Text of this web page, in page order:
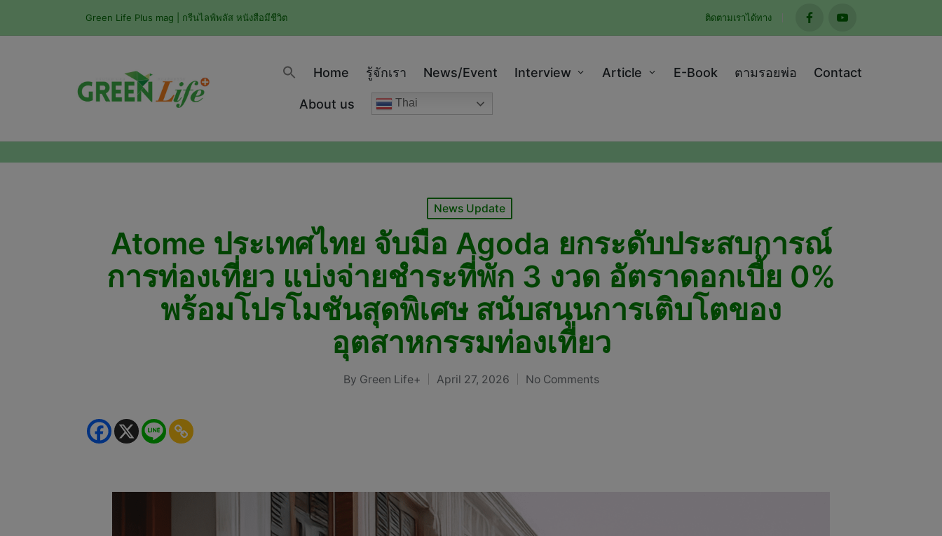
Green Life Plus mag | กรีนไลฟ์พลัส หนังสือมีชีวิต ติดตามเราได้ทาง
facebookyoutube
Home รู้จักเรา News/Event Interview Article E-Book ตามรอยพ่อ Contact
About us Thai
Posted
in
News Update
Atome ประเทศไทย จับมือ Agoda ยกระดับประสบการณ์
การท่องเที่ยว แบ่งจ่ายชำระที่พัก 3 งวด อัตราดอกเบี้ย 0%
พร้อมโปรโมชันสุดพิเศษ สนับสนุนการเติบโตของ
อุตสาหกรรมท่องเที่ยว
Posted
By Green Life+ April 27, 2026 No Comments